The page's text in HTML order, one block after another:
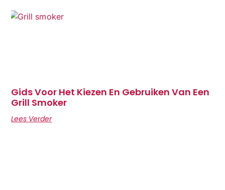
Gids Voor Het Kiezen En Gebruiken Van Een
Grill Smoker
Lees Verder